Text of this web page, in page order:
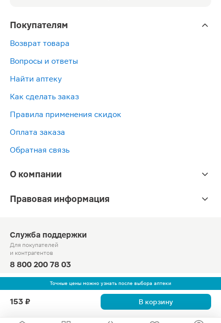
Точные цены можно узнать после выбора аптеки
153 ₽ В корзину
Покупателям
Возврат товара
Вопросы и ответы
Найти аптеку
Как сделать заказ
Правила применения скидок
Оплата заказа
Обратная связь
О компании
Правовая информация
Служба поддержки
Для покупателей
и контрагентов
8 800 200 78 03
Круглосуточно, звонок по России бесплатный
© Официальный сайт сети «Магнит».